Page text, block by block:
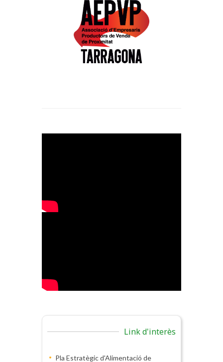
Link d'interès
Pla Estratègic d'Alimentació de